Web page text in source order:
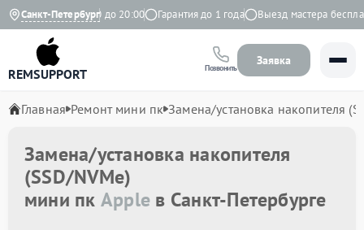
Санкт-Петербург
Ежедневно с 9:00 до 20:00 Гарантия до 1 года Выезд мастера
REMSUPPORT Позвонить
Заявка
Главная Ремонт мини пк Замена/установка накопителя
Замена/установка накопителя
(SSD/NVMe)
мини пк Apple в Санкт-Петербурге